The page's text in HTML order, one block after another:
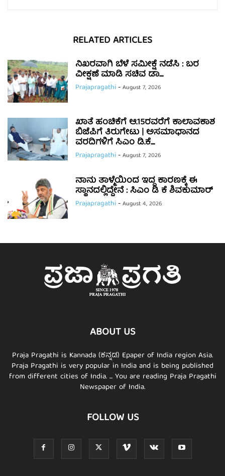
RELATED ARTICLES
ನಿಖರವಾಗಿ ಬೆಳೆ ಸಮೀಕ್ಷೆ ನಡೆಸಿ : ಬರ
ವೀಕ್ಷಣೆ ಮಾಡಿ ಸಚಿವ ಡಾ....
Prajapragathi-August 7, 2026
ಖಾತೆ ಹಂಚಿಕೆಗೆ ಆ.15ರವರೆಗೆ ಕಾಲಾವಕಾಶ
ಬಿಜೆಪಿಗೆ ತಿರುಗೇಟು | ಅಸಮಾಧಾನದ
ವರದಿಗಳಿಗೆ ಸಿಎಂ ಡಿ.ಕೆ....
Prajapragathi-August 7, 2026
ನಾನು ತಾಳ್ಮೆಯಿಂದ ಇದ್ದ ಕಾರಣಕ್ಕೆ ಈ
ಸ್ಥಾನದಲ್ಲಿದ್ದೇನೆ : ಸಿಎಂ ಡಿ ಕೆ ಶಿವಕುಮಾರ್
Prajapragathi-August 4, 2026
ABOUT US
Praja Pragathi is Kannada (ಕನ್ನಡ) Epaper of India region Asia.
Praja Pragathi is very popular in India and is being published
from different cities of India. ... You are reading Praja Pragathi
Newspaper of India.
FOLLOW US